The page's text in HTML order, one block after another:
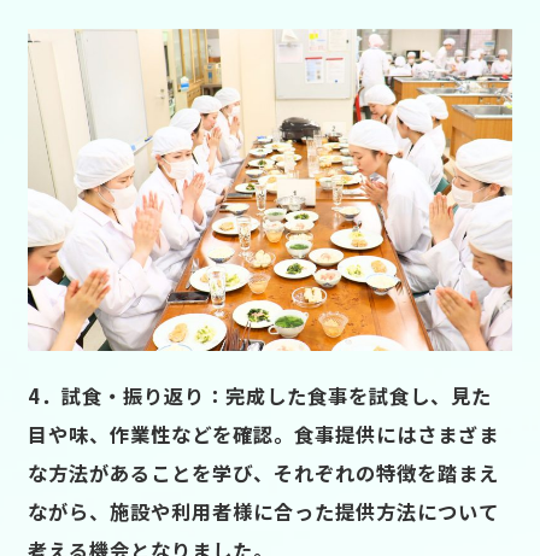
4．試食・振り返り：完成した食事を試食し、見た
目や味、作業性などを確認。食事提供にはさまざま
な方法があることを学び、それぞれの特徴を踏まえ
ながら、施設や利用者様に合った提供方法について